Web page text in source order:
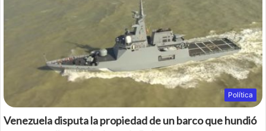
Política
Venezuela disputa la propiedad de un barco que hundió